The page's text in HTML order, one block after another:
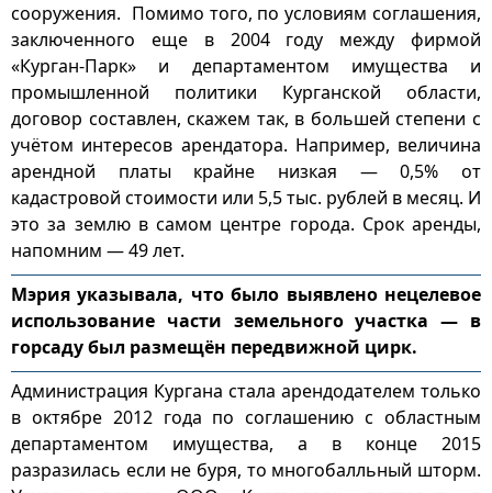
сооружения. Помимо того, по условиям соглашения,
заключенного еще в 2004 году между фирмой
«Курган-Парк» и департаментом имущества и
промышленной политики Курганской области,
договор составлен, скажем так, в большей степени с
учётом интересов арендатора. Например, величина
арендной платы крайне низкая — 0,5% от
кадастровой стоимости или 5,5 тыс. рублей в месяц. И
это за землю в самом центре города. Срок аренды,
напомним — 49 лет.
Мэрия указывала, что было выявлено нецелевое
использование части земельного участка — в
горсаду был размещён передвижной цирк.
Администрация Кургана стала арендодателем только
в октябре 2012 года по соглашению с областным
департаментом имущества, а в конце 2015
разразилась если не буря, то многобалльный шторм.